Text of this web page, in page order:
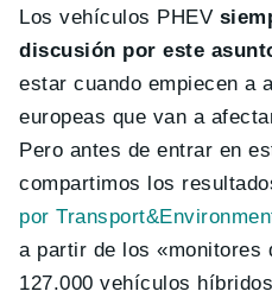
Los vehículos PHEV
discusión por este
estar cuando empiecen a
europeas que van a
Pero antes de entrar en
compartimos los
por
a partir de los «monitores
127.000 vehículos